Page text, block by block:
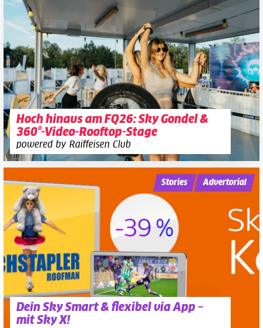
Hoch hinaus am FQ26: Sky Gondel &
360°-Video-Rooftop-Stage
powered by Raiffeisen Club
Dein Sky Smart & flexibel via App –
mit Sky X!
Stories Advertorial